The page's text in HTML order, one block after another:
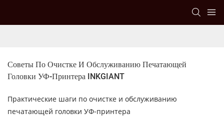
Советы По Очистке И Обслуживанию Печатающей
Головки УФ-Принтера INKGIANT
Практические шаги по очистке и обслуживанию
печатающей головки УФ-принтера